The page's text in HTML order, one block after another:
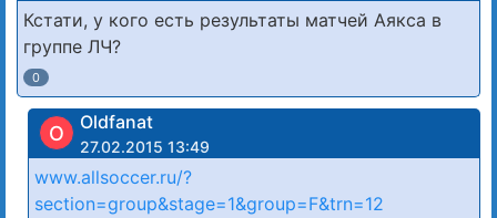
Кстати, у кого есть результаты матчей Аякса в
группе ЛЧ?
0
O Oldfanat
27.02.2015 13:49
www.allsoccer.ru/?
section=group&stage=1&group=F&trn=12